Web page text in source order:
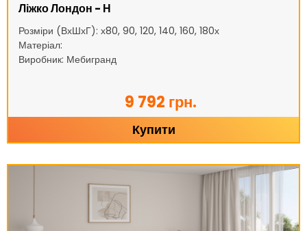
Ліжко Лондон - Н
Розміри (ВхШхГ): х80, 90, 120, 140, 160, 180х
Матеріал:
Виробник: Мебигранд
9 792 грн.
Купити